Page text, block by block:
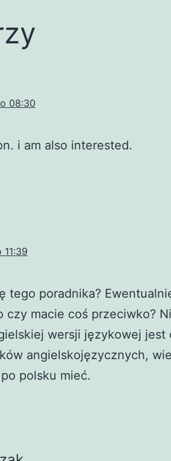
08:30
i am also interested.
tego poradnika?
czy macie coś przeciwko?
wersji językowej jest
angielskojęzycznych,
polsku mieć.